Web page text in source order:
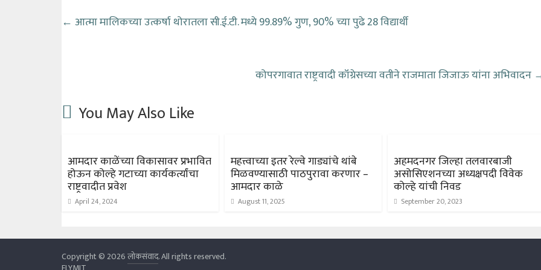
← आत्मा मालिकच्या उत्कर्षा थोरातला सी.ई.टी. मध्ये 99.89% गुण, 90% च्या पुढे 28 विद्यार्थी
कोपरगावात राष्ट्रवादी कॉंग्रेसच्या वतीने राजमाता जिजाऊ यांना अभिवादन
You May Also Like
आमदार काळेंच्या विकासावर प्रभावित
होऊन कोल्हे गटाच्या कार्यकर्त्यांचा
राष्ट्रवादीत प्रवेश
April 24, 2024
महत्त्वाच्या इतर रेल्वे गाड्यांचे थांबे
मिळवण्यासाठी पाठपुरावा करणार –
आमदार काळे
August 11, 2025
अहमदनगर जिल्हा तलवारबाजी
असोसिएशनच्या अध्यक्षपदी विवेक
कोल्हे यांची निवड
September 20, 2023
Copyright © 2026लोकसंवाद. All rights reserved.